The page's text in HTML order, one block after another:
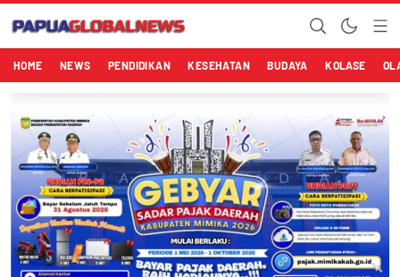
Papuaglobalnews.com
Menulis Fakta dengan Hati Bening
HOME NEWS PENDIDIKAN KESEHATAN BUDAYA KOLASE